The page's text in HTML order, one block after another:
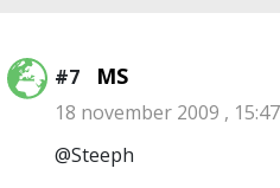
#7 MS
18 november 2009 , 15:47
@Steeph